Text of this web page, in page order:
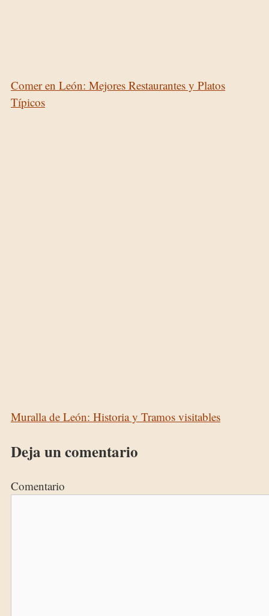
Comer en León: Mejores Restaurantes y Platos
Típicos
Muralla de León: Historia y Tramos visitables
Deja un comentario
Comentario